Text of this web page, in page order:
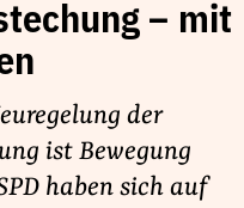
– mit
der
ist Bewegung
haben sich auf